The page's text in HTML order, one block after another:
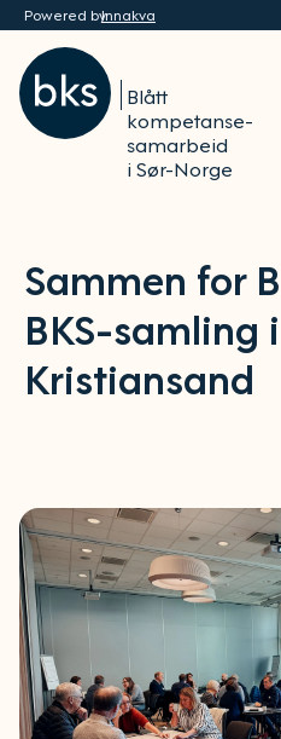
Powered byInnakva
Blått
kompetanse-
samarbeid
i Sør-Norge
Sammen for
BKS-samling i
Kristiansand